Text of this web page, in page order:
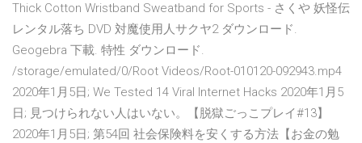
Thick Cotton Wristband Sweatband for Sports - さくや 妖怪伝
レンタル落ち DVD 対魔使用人サクヤ2 ダウンロード.
Geogebra 下載. 特性 ダウンロード.
/storage/emulated/0/Root Videos/Root-010120-092943.mp4
2020年1月5日; We Tested 14 Viral Internet Hacks 2020年1月5
日; 見つけられない人はいない。【脱獄ごっこプレイ#13】
2020年1月5日; 第54回 社会保険料を安くする方法【お金の勉